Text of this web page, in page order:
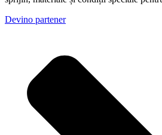
Devino partener